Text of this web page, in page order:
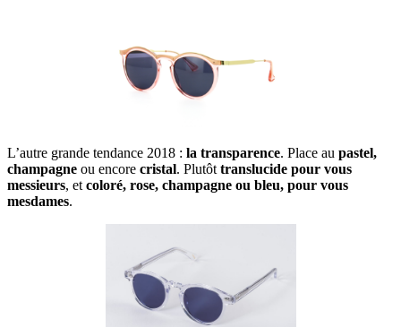
L’autre grande tendance 2018 : la transparence. Place au pastel,
champagne ou encore cristal. Plutôt translucide pour vous
messieurs, et coloré, rose, champagne ou bleu, pour vous
mesdames.